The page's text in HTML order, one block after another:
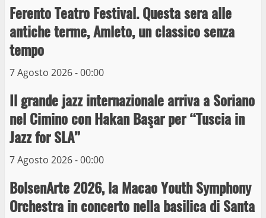
Ferento Teatro Festival. Questa sera alle
antiche terme, Amleto, un classico senza
tempo
7 Agosto 2026 - 00:00
Il grande jazz internazionale arriva a Soriano
nel Cimino con Hakan Başar per “Tuscia in
Jazz for SLA”
7 Agosto 2026 - 00:00
BolsenArte 2026, la Macao Youth Symphony
Orchestra in concerto nella basilica di Santa
3
10 Maggio 2023
5
Prorogata la mostra dei bozzetti di
19 Gennaio 2023
Trasporto pubblico locale, trasferimento
capolinea al terminal Riello dal 15 al 17